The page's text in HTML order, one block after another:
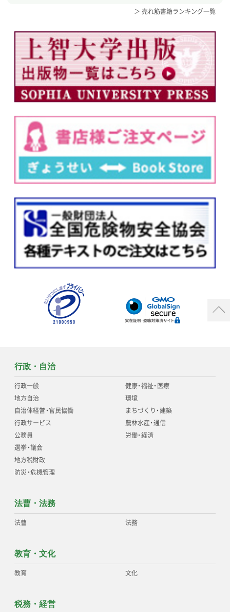
＞ 売れ筋書籍ランキング一覧
行政・自治
行政一般
地方自治
自治体経営・官民協働
行政サービス
公務員
選挙・議会
地方税財政
防災・危機管理
健康・福祉・医療
環境
まちづくり・建築
農林水産・通信
労働・経済
法曹・法務
法曹 法務
教育・文化
教育 文化
税務・経営